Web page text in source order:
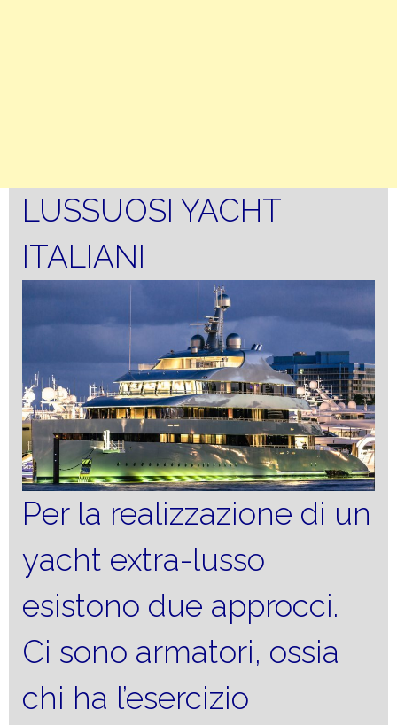
LUSSUOSI YACHT
ITALIANI
Per la realizzazione di un
yacht extra-lusso
esistono due approcci.
Ci sono armatori, ossia
chi ha l’esercizio